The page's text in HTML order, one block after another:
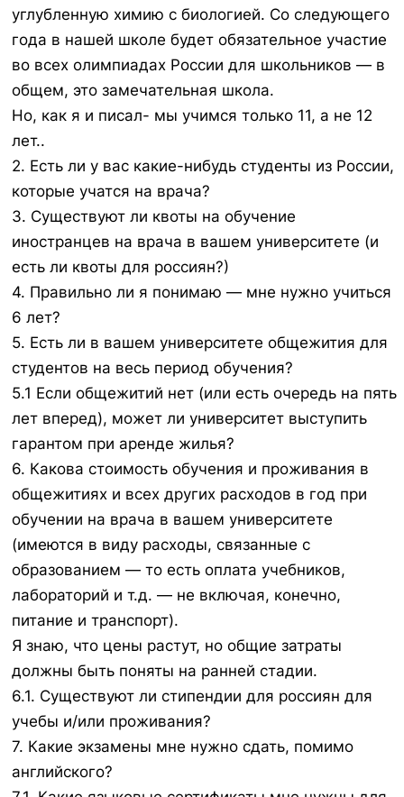
углубленную химию с биологией. Со следующего
года в нашей школе будет обязательное участие
во всех олимпиадах России для школьников — в
общем, это замечательная школа.
Но, как я и писал- мы учимся только 11, а не 12
лет..
2. Есть ли у вас какие-нибудь студенты из России,
которые учатся на врача?
3. Существуют ли квоты на обучение
иностранцев на врача в вашем университете (и
есть ли квоты для россиян?)
4. Правильно ли я понимаю — мне нужно учиться
6 лет?
5. Есть ли в вашем университете общежития для
студентов на весь период обучения?
5.1 Если общежитий нет (или есть очередь на пять
лет вперед), может ли университет выступить
гарантом при аренде жилья?
6. Какова стоимость обучения и проживания в
общежитиях и всех других расходов в год при
обучении на врача в вашем университете
(имеются в виду расходы, связанные с
образованием — то есть оплата учебников,
лабораторий и т.д. — не включая, конечно,
питание и транспорт).
Я знаю, что цены растут, но общие затраты
должны быть поняты на ранней стадии.
6.1. Существуют ли стипендии для россиян для
учебы и/или проживания?
7. Какие экзамены мне нужно сдать, помимо
английского?